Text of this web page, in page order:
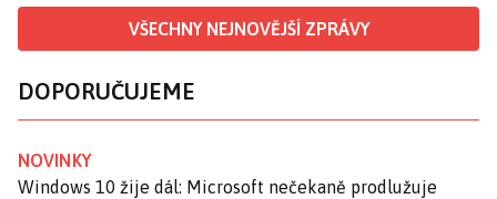
VŠECHNY NEJNOVĚJŠÍ ZPRÁVY
DOPORUČUJEME
NOVINKY
Windows 10 žije dál: Microsoft nečekaně prodlužuje